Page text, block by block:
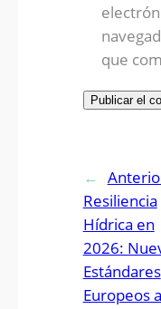
que
←
Resiliencia
Hídrica en
2026:
Estándares
Europeos